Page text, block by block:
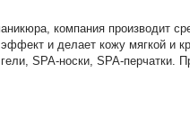
компания производит
и делает кожу мягкой и
SPA-носки, SPA-перчатки.